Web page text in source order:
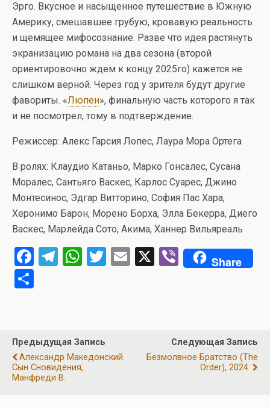
Эрго. Вкусное и насыщенное путешествие в Южную
Америку, смешавшее грубую, кровавую реальность
и щемящее мифосознание. Разве что идея растянуть
экранизацию романа на два сезона (второй
ориентировочно ждем к концу 2025го) кажется не
слишком верной. Через год у зрителя будут другие
фавориты. «Люпен», финальную часть которого я так
и не посмотрел, тому в подтверждение.
Режиссер: Алекс Гарсия Лопес, Лаура Мора Ортега
В ролях: Клаудио Катаньо, Марко Гонсалес, Сусана
Моралес, Сантьяго Васкес, Карлос Суарес, Джино
Монтесинос, Эдгар Витторино, София Пас Хара,
Херонимо Барон, Морено Борха, Элла Бекерра, Диего
Васкес, Марлейда Сото, Акима, Ханнер Вильяреаль
F
o
o
k
T
a
m
W
A
p
p
T
E
X
Vi
Share
р
а
в
и
Предыдущая Запись
Александр Македонский.
Сын Сновидения,
Манфреди В.
Следующая Запись
Безмолвное Братство (The
Order), 2024